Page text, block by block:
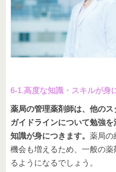
6-1.高度な知識・スキルが身
薬局の管理薬剤師は、他の
ガイドラインについて勉強
知識が身につきます。 薬局の
機会も増えるため、一般の
るようになるでしょう。